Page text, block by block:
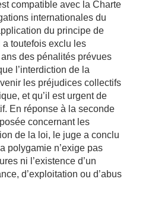
compatible avec la Charte
internationales du
du principe de
a toutefois exclu les
des pénalités prévues
l’interdiction de la
les préjudices collectifs
et qu’il est urgent de
En réponse à la seconde
concernant les
de la loi, le juge a conclu
polygamie n’exige pas
ni l’existence d’un
d’exploitation ou d’abus